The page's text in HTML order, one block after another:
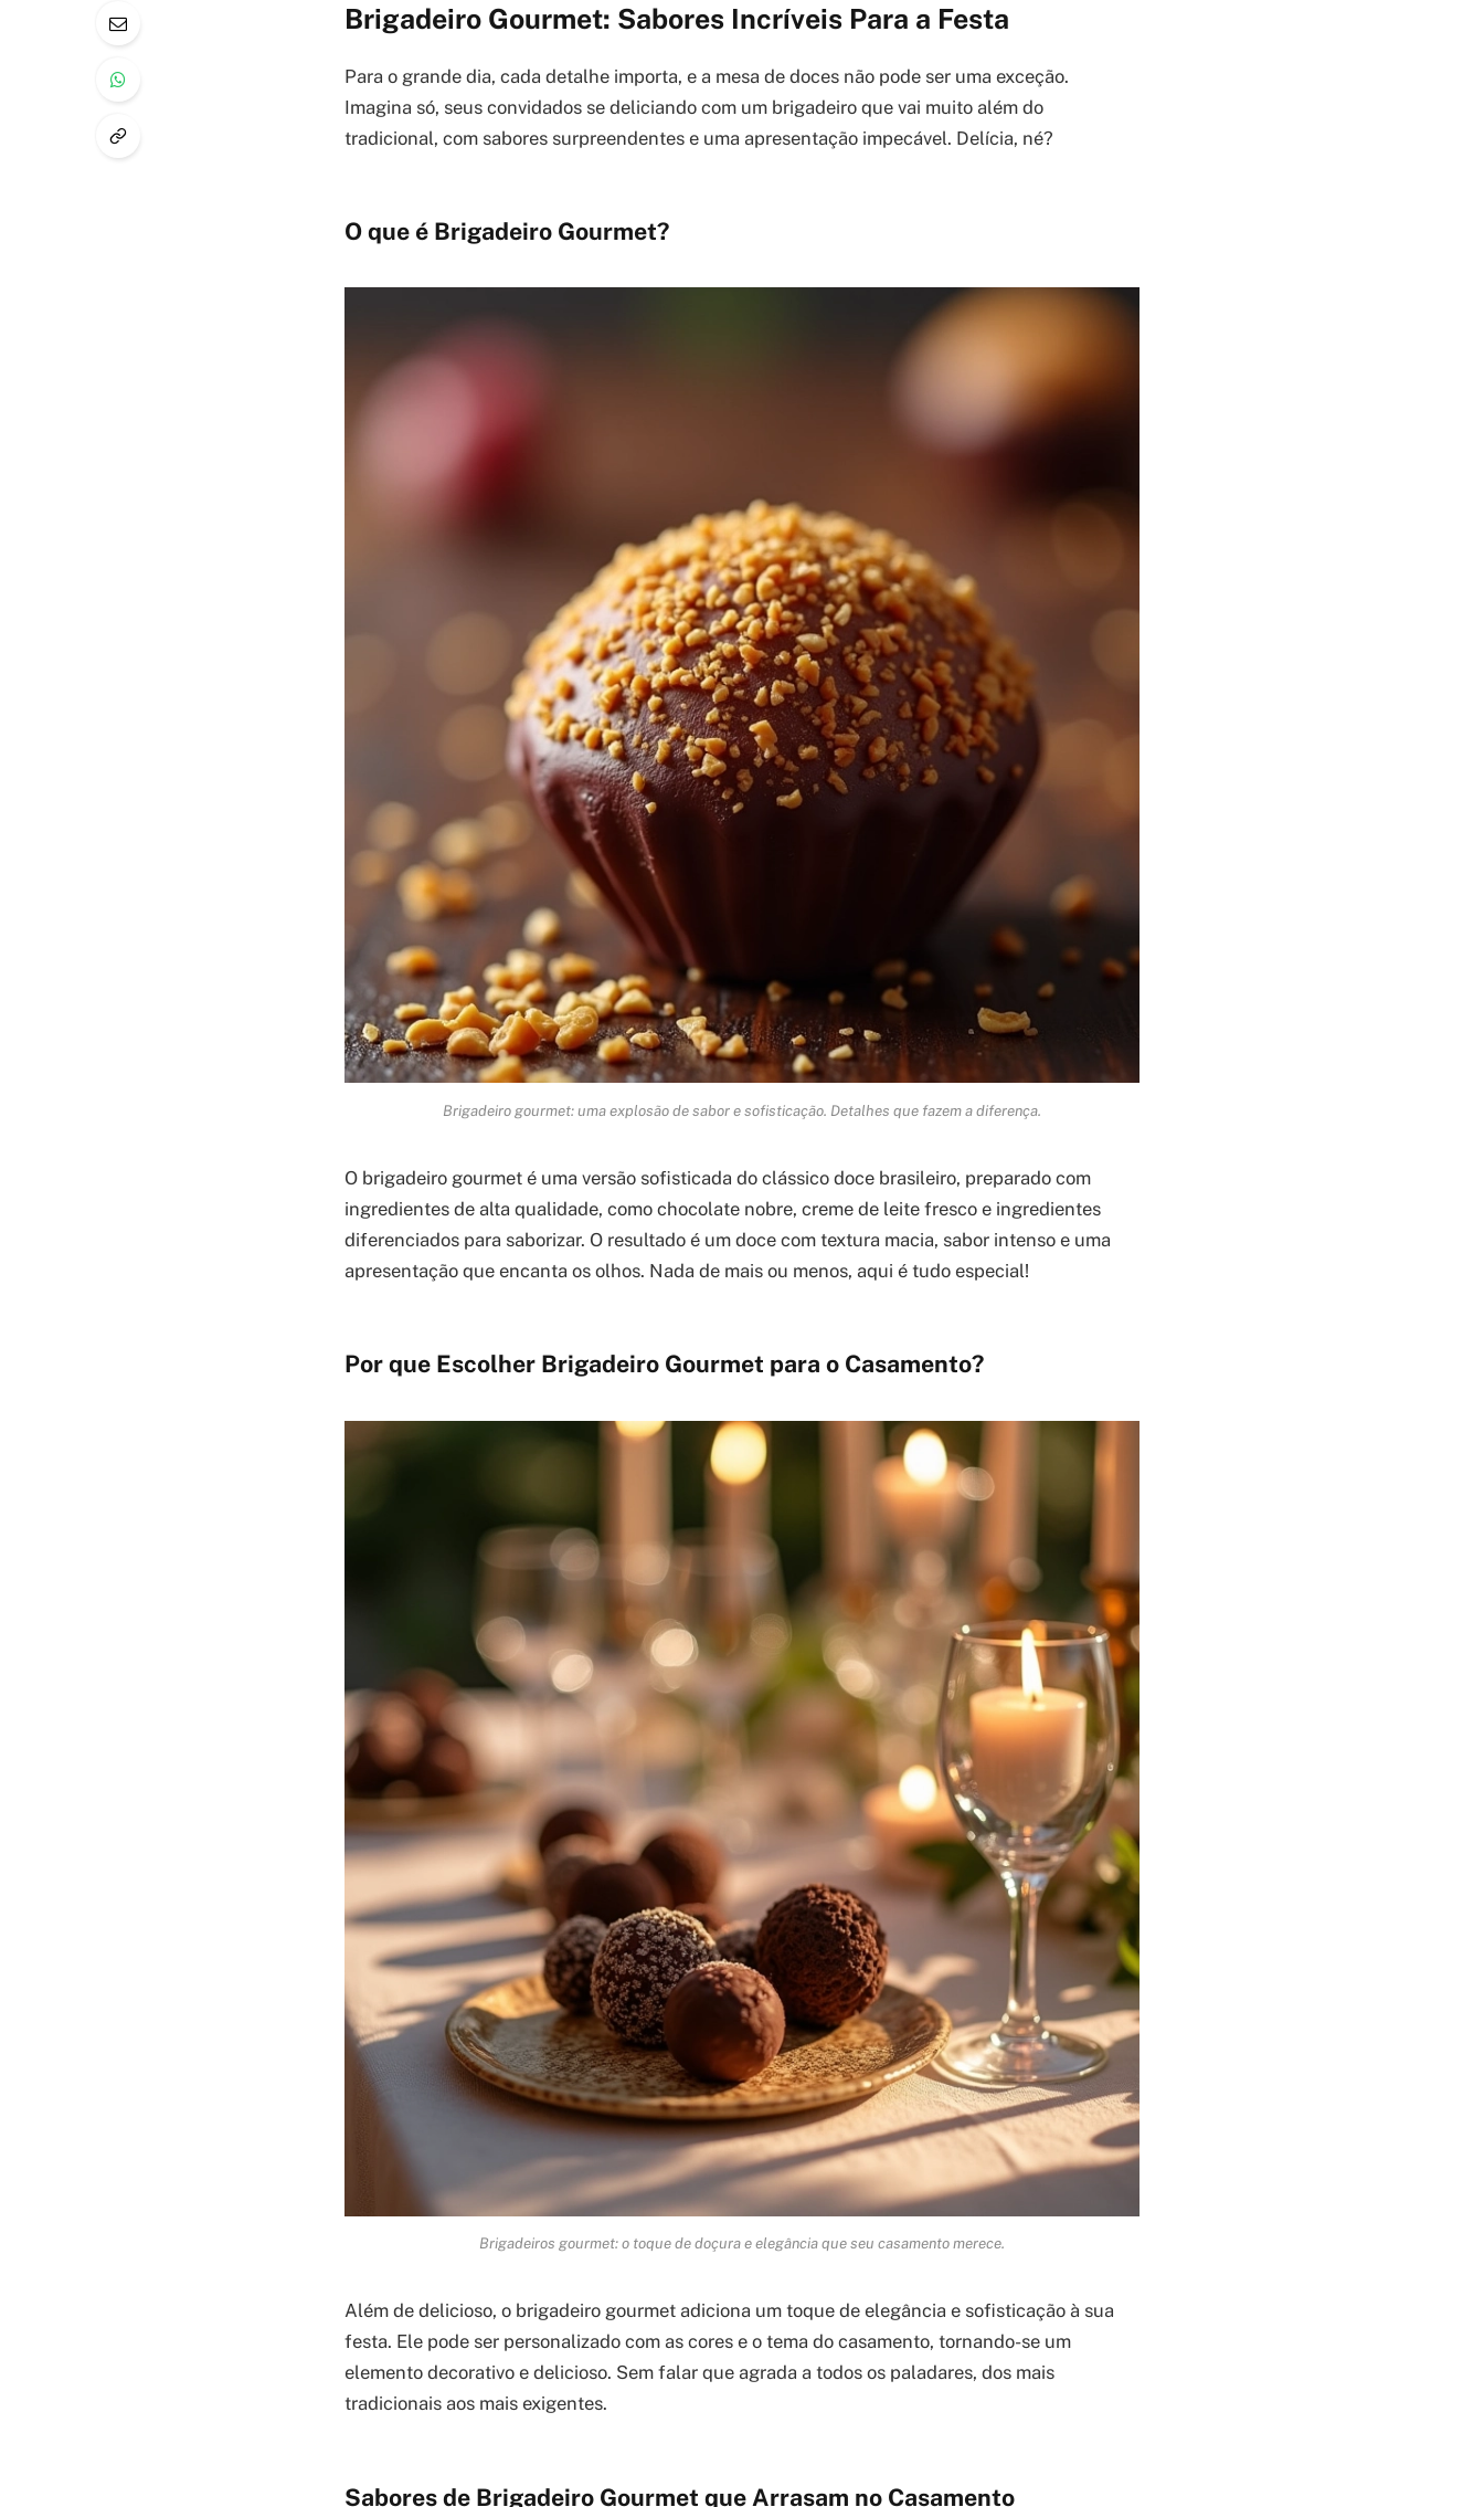
Brigadeiro Gourmet: Sabores Incríveis Para a Festa
Para o grande dia, cada detalhe importa, e a mesa de doces não pode ser uma exceção.
Imagina só, seus convidados se deliciando com um brigadeiro que vai muito além do
tradicional, com sabores surpreendentes e uma apresentação impecável. Delícia, né?
O que é Brigadeiro Gourmet?
Brigadeiro gourmet: uma explosão de sabor e sofisticação. Detalhes que fazem a diferença.
O brigadeiro gourmet é uma versão sofisticada do clássico doce brasileiro, preparado com
ingredientes de alta qualidade, como chocolate nobre, creme de leite fresco e ingredientes
diferenciados para saborizar. O resultado é um doce com textura macia, sabor intenso e uma
apresentação que encanta os olhos. Nada de mais ou menos, aqui é tudo especial!
Por que Escolher Brigadeiro Gourmet para o Casamento?
Brigadeiros gourmet: o toque de doçura e elegância que seu casamento merece.
Além de delicioso, o brigadeiro gourmet adiciona um toque de elegância e sofisticação à sua
festa. Ele pode ser personalizado com as cores e o tema do casamento, tornando-se um
elemento decorativo e delicioso. Sem falar que agrada a todos os paladares, dos mais
tradicionais aos mais exigentes.
Sabores de Brigadeiro Gourmet que Arrasam no Casamento